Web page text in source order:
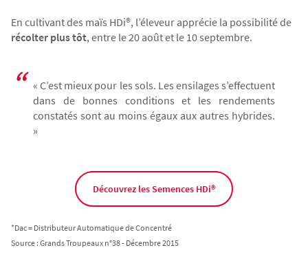
En cultivant des maïs HDi®, l’éleveur apprécie la possibilité de
récolter plus tôt, entre le 20 août et le 10 septembre.
« C’est mieux pour les sols. Les ensilages s’effectuent
dans de bonnes conditions et les rendements
constatés sont au moins égaux aux autres hybrides.
»
Découvrez les Semences HDi®
*Dac = Distributeur Automatique de Concentré
Source : Grands Troupeaux n°38 - Décembre 2015